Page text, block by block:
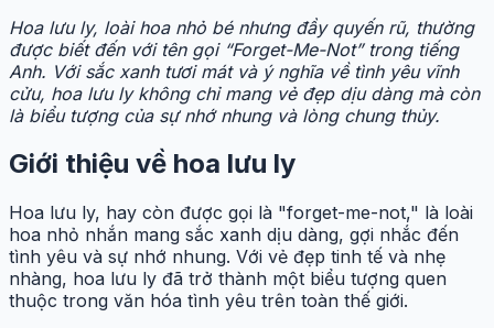
Hoa lưu ly, loài hoa nhỏ bé nhưng đầy quyến rũ, thường
được biết đến với tên gọi “Forget-Me-Not” trong tiếng
Anh. Với sắc xanh tươi mát và ý nghĩa về tình yêu vĩnh
cửu, hoa lưu ly không chỉ mang vẻ đẹp dịu dàng mà còn
là biểu tượng của sự nhớ nhung và lòng chung thủy.
Giới thiệu về hoa lưu ly
Hoa lưu ly, hay còn được gọi là "forget-me-not," là loài
hoa nhỏ nhắn mang sắc xanh dịu dàng, gợi nhắc đến
tình yêu và sự nhớ nhung. Với vẻ đẹp tinh tế và nhẹ
nhàng, hoa lưu ly đã trở thành một biểu tượng quen
thuộc trong văn hóa tình yêu trên toàn thế giới.